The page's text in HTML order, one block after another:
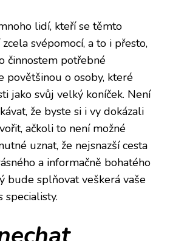
lidí, kteří se těmto
svépomocí, a to i přesto,
činnostem potřebné
povětšinou o osoby, které
jako svůj velký koníček. Není
že byste si i vy dokázali
ačkoli to není možné
uznat, že nejsnazší cesta
a informačně bohatého
bude splňovat veškerá vaše
specialisty.